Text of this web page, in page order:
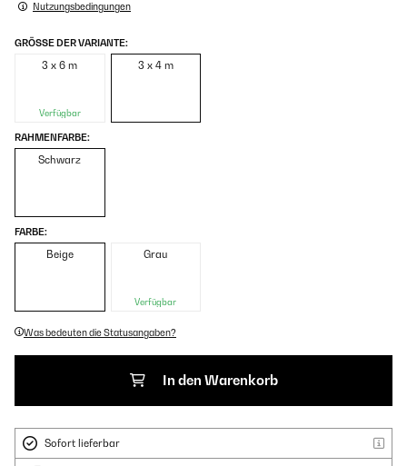
Nutzungsbedingungen
GRÖSSE DER VARIANTE:
3 x 6 m
Verfügbar
3 x 4 m
RAHMENFARBE:
Schwarz
FARBE:
Beige Grau
Verfügbar
Was bedeuten die Statusangaben?
In den Warenkorb
Sofort lieferbar